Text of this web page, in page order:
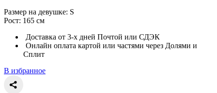
Размер на девушке: S
Рост: 165 см
Доставка от 3-х дней Почтой или СДЭК
Онлайн оплата картой или частями через Долями и
Сплит
В избранное